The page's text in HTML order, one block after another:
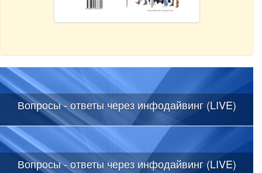
Вопросы - ответы через инфодайвинг (LIVE)
Вопросы - ответы через инфодайвинг (LIVE)